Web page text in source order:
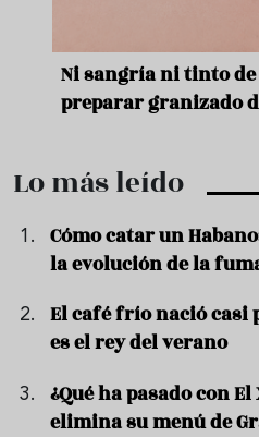
Ni sangría ni tinto
preparar granizado
Lo más leído
Cómo catar un
la evolución de la
El café frío nació casi
es el rey del verano
¿Qué ha pasado con
elimina su menú de